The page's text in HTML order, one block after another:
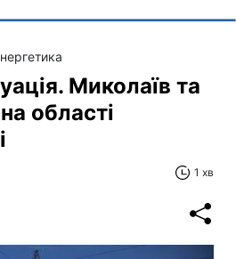
Миколаїв та
області
1 хв